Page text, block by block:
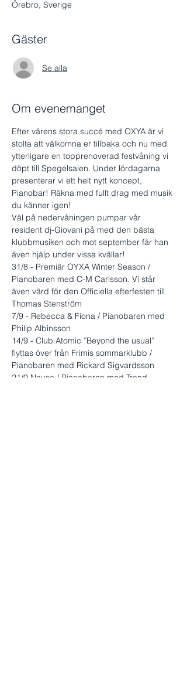
Örebro, Sverige
Gäster
Se alla
Om evenemanget
Efter vårens stora succé med OXYA är vi
stolta att välkomna er tillbaka och nu med
ytterligare en topprenoverad festvåning vi
döpt till Spegelsalen. Under lördagarna
presenterar vi ett helt nytt koncept,
Pianobar! Räkna med fullt drag med musik
du känner igen!
Väl på nedervåningen pumpar vår
resident dj-Giovani på med den bästa
klubbmusiken och mot september får han
även hjälp under vissa kvällar!
31/8 - Premiär OYXA Winter Season /
Pianobaren med C-M Carlsson. Vi står
även värd för den Officiella efterfesten till
Thomas Stenström
7/9 - Rebecca & Fiona / Pianobaren med
Philip Albinsson
14/9 - Club Atomic ”Beyond the usual”
flyttas över från Frimis sommarklubb /
Pianobaren med Rickard Sigvardsson
21/9 Nause / Pianobaren med Trond